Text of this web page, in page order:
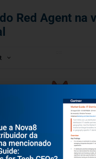
Red Agent na